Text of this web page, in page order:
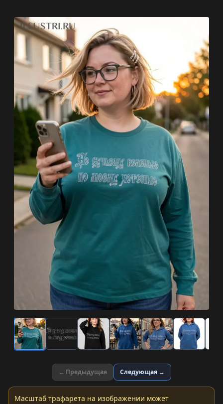
← Предыдущая Следующая →
Масштаб трафарета на изображении может